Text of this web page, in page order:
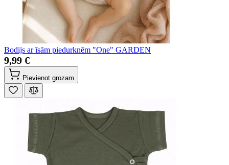
Bodijs ar īsām piedurknēm "One" GARDEN
9,99 €
Pievienot grozam